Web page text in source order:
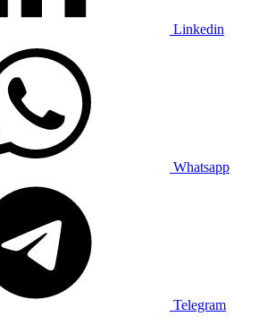
Linkedin
Whatsapp
Telegram